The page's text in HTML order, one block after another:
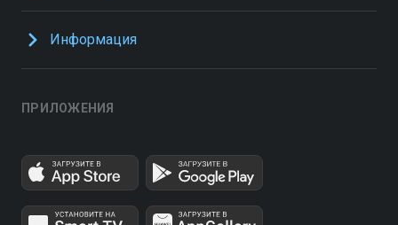
Информация
ПРИЛОЖЕНИЯ